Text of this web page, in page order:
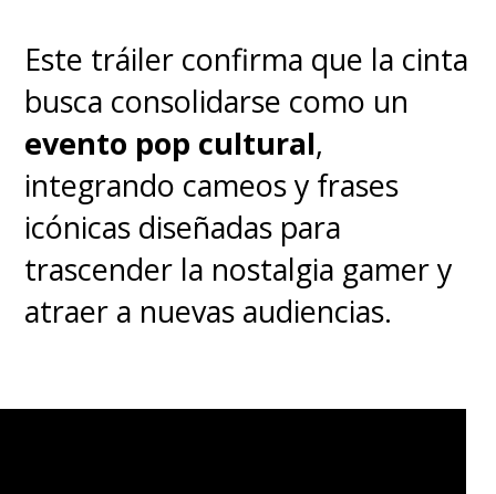
Este tráiler confirma que la cinta
busca consolidarse como un
evento pop cultural,
integrando cameos y frases
icónicas diseñadas para
trascender la nostalgia gamer y
atraer a nuevas audiencias.